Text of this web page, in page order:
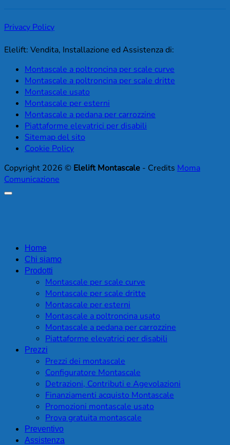
Privacy Policy
Elelift: Vendita, Installazione ed Assistenza di:
Montascale a poltroncina per scale curve
Montascale a poltroncina per scale dritte
Montascale usato
Montascale per esterni
Montascale a pedana per carrozzine
Piattaforme elevatrici per disabili
Sitemap del sito
Cookie Policy
Copyright 2026 © Elelift Montascale - Credits Moma
Comunicazione
Home
Chi siamo
Prodotti
Montascale per scale curve
Montascale per scale dritte
Montascale per esterni
Montascale a poltroncina usato
Montascale a pedana per carrozzine
Piattaforme elevatrici per disabili
Prezzi
Prezzi dei montascale
Configuratore Montascale
Detrazioni, Contributi e Agevolazioni
Finanziamenti acquisto Montascale
Promozioni montascale usato
Prova gratuita montascale
Preventivo
Assistenza